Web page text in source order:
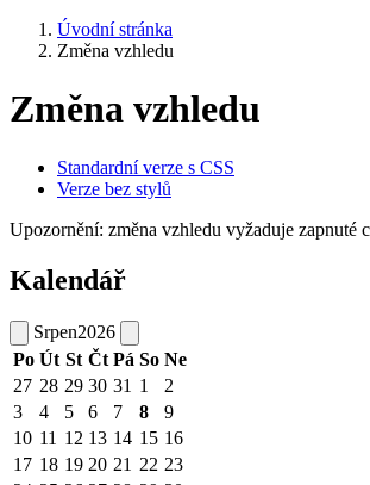
Úvodní stránka
Změna vzhledu
Změna vzhledu
Standardní verze s CSS
Verze bez stylů
Upozornění: změna vzhledu vyžaduje zapnuté
Kalendář
Srpen2026
Po Út St Čt Pá So Ne
27 28 29 30 31 1
2
3
4 5 6 7 8
9
10 11 12 13 14 15 16
17 18 19 20 21 22 23